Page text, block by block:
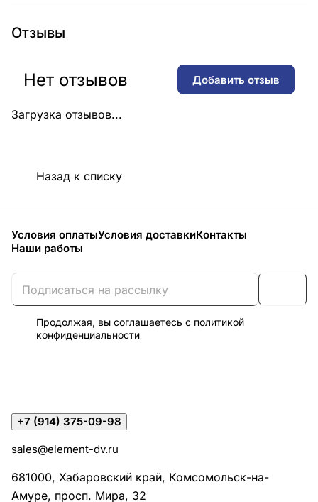
Отзывы
Загрузка отзывов...
Нет отзывов Добавить отзыв
Назад к списку
Условия оплатыУсловия доставкиКонтакты
Наши работы
Продолжая, вы соглашаетесь с политикой
конфиденциальности
+7 (914) 375-09-98
sales@element-dv.ru
681000, Хабаровский край, Комсомольск-на-
Амуре, просп. Мира, 32